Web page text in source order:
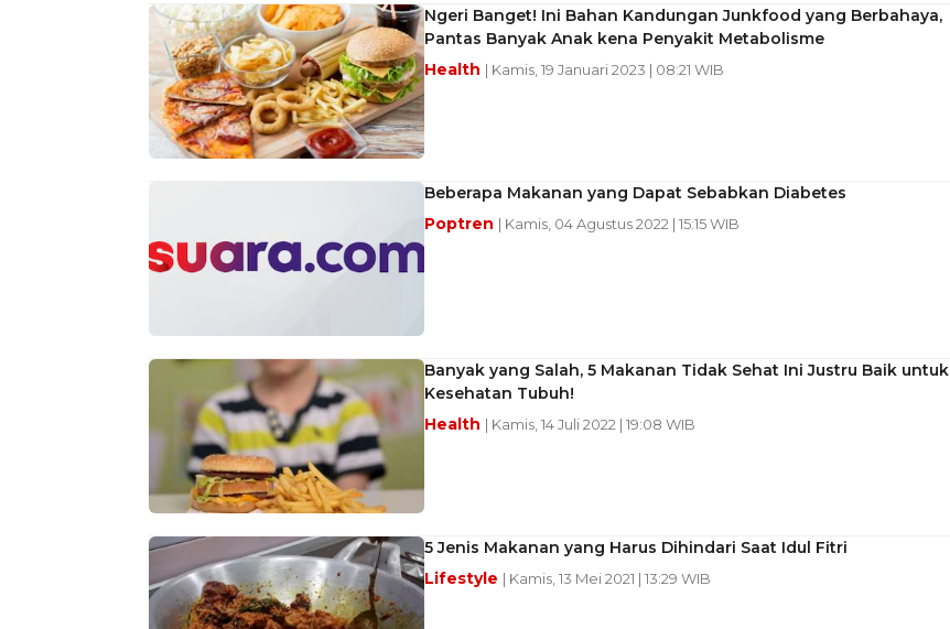
Ngeri Banget! Ini Bahan Kandungan Junkfood yang Berbahaya,
Pantas Banyak Anak kena Penyakit Metabolisme
Health | Kamis, 19 Januari 2023 | 08:21 WIB
Beberapa Makanan yang Dapat Sebabkan Diabetes
Poptren | Kamis, 04 Agustus 2022 | 15:15 WIB
Banyak yang Salah, 5 Makanan Tidak Sehat Ini Justru Baik untuk
Kesehatan Tubuh!
Health | Kamis, 14 Juli 2022 | 19:08 WIB
5 Jenis Makanan yang Harus Dihindari Saat Idul Fitri
Lifestyle | Kamis, 13 Mei 2021 | 13:29 WIB